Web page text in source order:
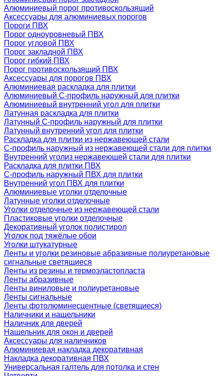
Алюминиевый порог противоскользящий
Аксессуары для алюминиевых порогов
Пороги ПВХ
Порог одноуровневый ПВХ
Порог угловой ПВХ
Порог закладной ПВХ
Порог гибкий ПВХ
Порог противоскользящий ПВХ
Аксессуары для порогов ПВХ
Алюминиевая раскладка для плитки
Алюминиевый С-профиль наружный для плитки
Алюминиевый внутренний угол для плитки
Латунная раскладка для плитки
Латунный С-профиль наружный для плитки
Латунный внутренний угол для плитки
Раскладка для плитки из нержавеющей стали
С-профиль наружный из нержавеющей стали для плитки
Внутренний уголиз нержавеющей стали для плитки
Раскладка для плитки ПВХ
С-профиль наружный ПВХ для плитки
Внутренний угол ПВХ для плитки
Алюминиевые уголки отделочные
Латунные уголки отделочные
Уголки отделочные из нержавеющей стали
Пластиковые уголки отделочные
Декоративный уголок полистирол
Уголок под тяжёлые обои
Уголки штукатурные
Ленты и уголки резиновые абразивные полиуретановые
сигнальные светящиеся
Ленты из резины и термоэластопласта
Ленты абразивные
Ленты виниловые и полиуретановые
Ленты сигнальные
Ленты фотолюминесцентные (светящиеся)
Наличники и нащельники
Наличник для дверей
Нащельник для окон и дверей
Аксессуары для наличников
Алюминиевая накладка декоративная
Накладка декоративная ПВХ
Универсальная галтель для потолка и стен